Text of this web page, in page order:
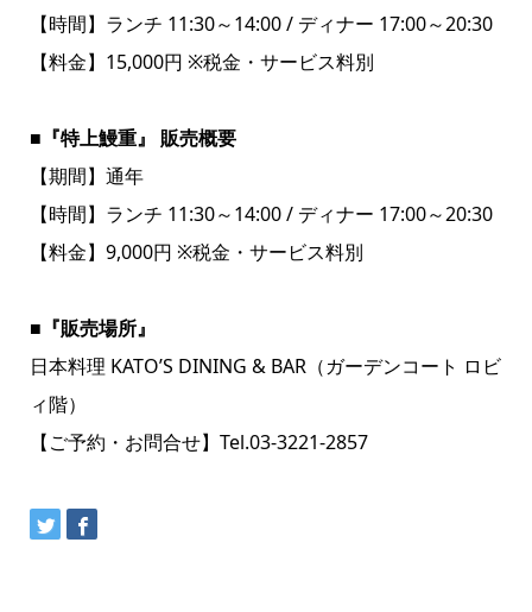
【時間】ランチ 11:30～14:00 / ディナー 17:00～20:30
【料金】15,000円 ※税金・サービス料別
■『特上鰻重』 販売概要
【期間】通年
【時間】ランチ 11:30～14:00 / ディナー 17:00～20:30
【料金】9,000円 ※税金・サービス料別
■『販売場所』
日本料理 KATO’S DINING & BAR（ガーデンコート ロビ
ィ階）
【ご予約・お問合せ】Tel.03-3221-2857